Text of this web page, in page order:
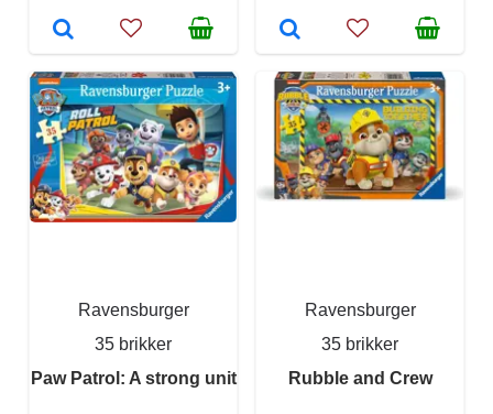
Ravensburger
35 brikker
Paw Patrol: A strong unit
Ravensburger
35 brikker
Rubble and Crew